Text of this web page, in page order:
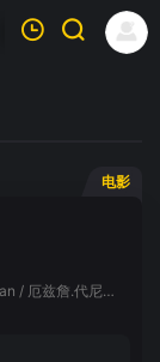
明星 周表
电影
内斯利汗·阿塔居尔 / Baris Hacihan / 厄兹詹.代尼兹 / Nihal Yalcin / Yasemin Conka